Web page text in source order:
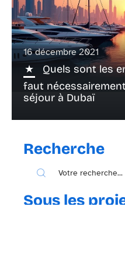
16 décembre 2021
Quels sont les
faut
séjour à Dubaï
Recherche
Sous les